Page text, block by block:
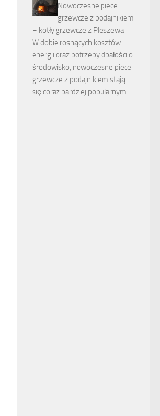
Nowoczesne piece
grzewcze z podajnikiem
– kotły grzewcze z Pleszewa
W dobie rosnących kosztów
energii oraz potrzeby dbałości o
środowisko, nowoczesne piece
grzewcze z podajnikiem stają
się coraz bardziej popularnym …